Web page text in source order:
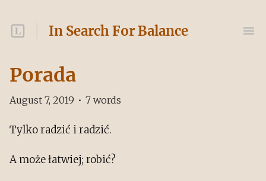
In Search For Balance
Porada
August 7, 2019 • 7 words
Tylko radzić i radzić.
A może łatwiej; robić?